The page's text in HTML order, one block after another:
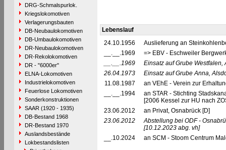
DRG-Schmalspurlok.
Kriegslokomotiven
Verlagerungsbauten
DB-Neubaulokomotiven
DB-Umbaulokomotiven
DR-Neubaulokomotiven
DR-Rekolokomotiven
DR - "6000er"
ELNA-Lokomotiven
Industrielokomotiven
Feuerlose Lokomotiven
Sonderkonstruktionen
SAAR (1920 - 1935)
DB-Bestand 1968
DR-Bestand 1970
Auslandsbestände
Lokbestandslisten
Lebenslauf
24.10.1956
Auslieferung an
__.__.1969
=> EBV - Eschweiler
__.__.1969
Einsatz auf Grube Westfalen,
26.04.1973
Einsatz auf Grube Anna,
11.08.1987
an VEhE - Verein zur
__.__.1994
an STAR - Stichting
[2006 Kessel zur HU nach
23.06.2012
an Privat, Osnabrück [D]
23.06.2012
Abstellung bei ODF -
[10.12.2023 abg. vh]
__.10.2024
an SCM - Stoom Centrum